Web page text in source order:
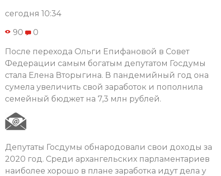
сегодня 10:34
90 0
После перехода Ольги Епифановой в Совет
Федерации самым богатым депутатом Госдумы
стала Елена Вторыгина. В пандемийный год она
сумела увеличить свой заработок и пополнила
семейный бюджет на 7,3 млн рублей.
Депутаты Госдумы обнародовали свои доходы за
2020 год. Среди архангельских парламентариев
наиболее хорошо в плане заработка идут дела у